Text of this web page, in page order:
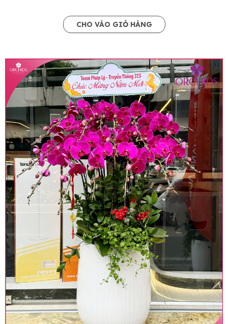
CHO VÀO GIỎ HÀNG